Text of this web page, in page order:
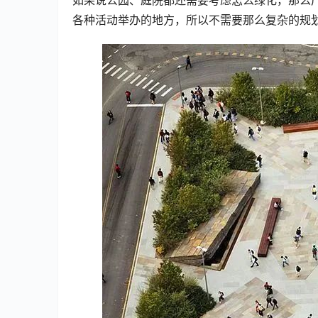
各种活动举办的地方，所以不需要那么复杂的规